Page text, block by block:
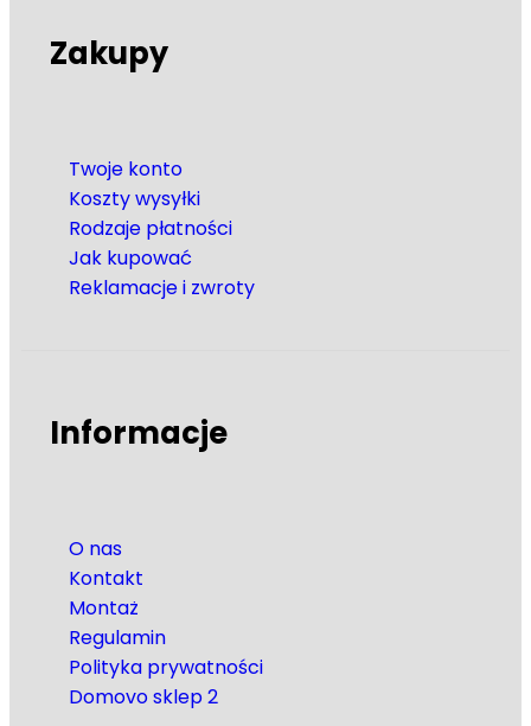
Zakupy
Twoje konto
Koszty wysyłki
Rodzaje płatności
Jak kupować
Reklamacje i zwroty
Informacje
O nas
Kontakt
Montaż
Regulamin
Polityka prywatności
Domovo sklep 2